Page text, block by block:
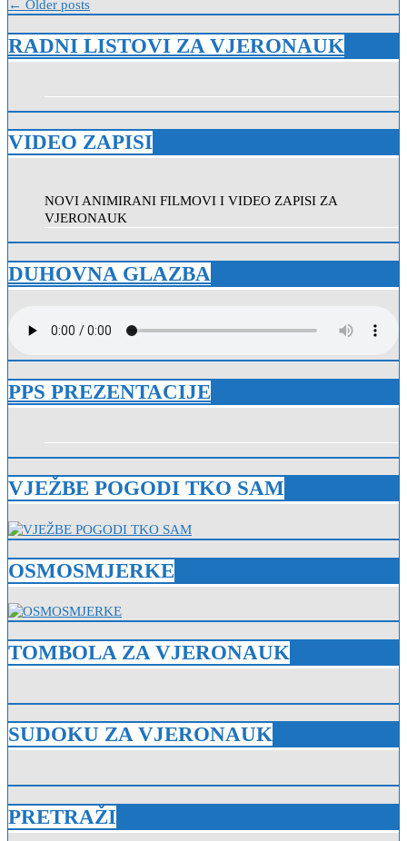
Navigacija
objava
← Older posts
RADNI LISTOVI ZA VJERONAUK
VIDEO ZAPISI
NOVI ANIMIRANI FILMOVI I VIDEO ZAPISI ZA
VJERONAUK
DUHOVNA GLAZBA
PPS PREZENTACIJE
VJEŽBE POGODI TKO SAM
OSMOSMJERKE
TOMBOLA ZA VJERONAUK
SUDOKU ZA VJERONAUK
PRETRAŽI